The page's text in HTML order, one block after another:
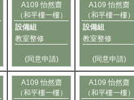
A109 怡然齋
（和平樓一樓）
設備組
教室整修
(同意申請)
A109 怡然齋
（和平樓一樓）
設備組
教室整修
(同意申請)
A109 怡然齋
（和平樓一樓）
A109 怡然齋
（和平樓一樓）